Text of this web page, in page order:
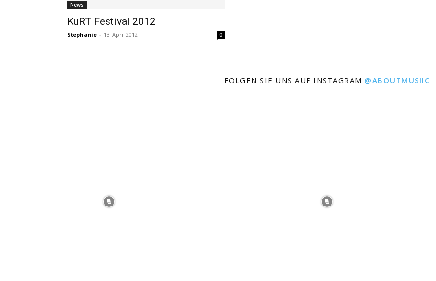
News
KuRT Festival 2012
Stephanie - 13. April 2012 0
FOLGEN SIE UNS AUF INSTAGRAM @ABOUTMUSIIC